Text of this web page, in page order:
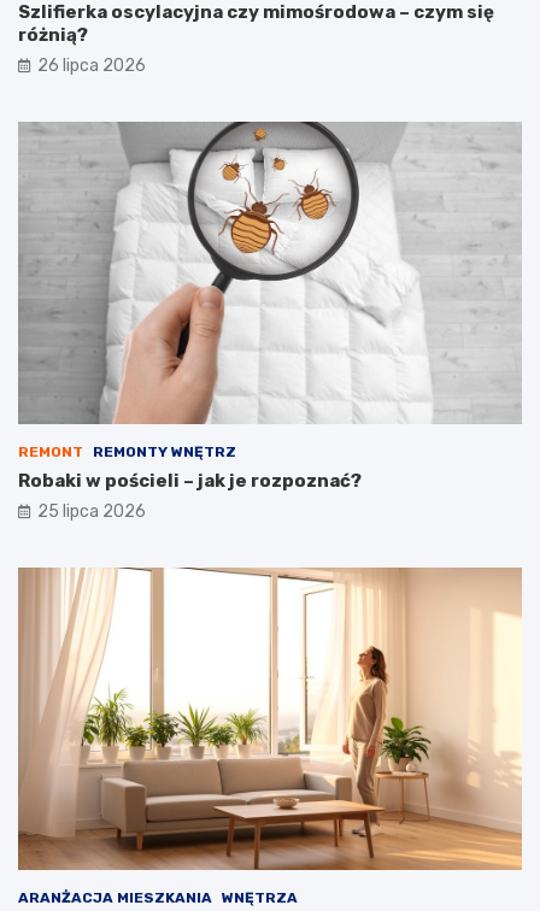
Szlifierka oscylacyjna czy mimośrodowa – czym się
różnią?
26 lipca 2026
REMONT REMONTY WNĘTRZ
Robaki w pościeli – jak je rozpoznać?
25 lipca 2026
ARANŻACJA MIESZKANIA WNĘTRZA